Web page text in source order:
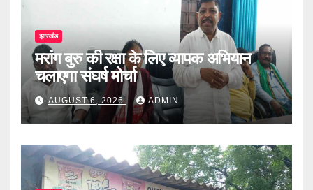
झारखंड
मरांग बुरु की रक्षा के लिए व्यापक अभियान
चलाएगा संघर्ष मोर्चा
AUGUST 6, 2026 ADMIN